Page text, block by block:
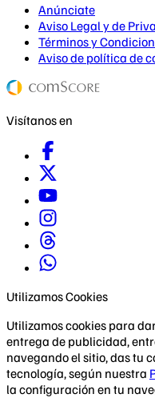
Anúnciate
Aviso Legal y de
Términos y
Aviso de política de
Visítanos en
Utilizamos Cookies
Utilizamos cookies para
entrega de publicidad,
navegando el sitio, das tu
tecnología, según nuestra
la configuración en tu